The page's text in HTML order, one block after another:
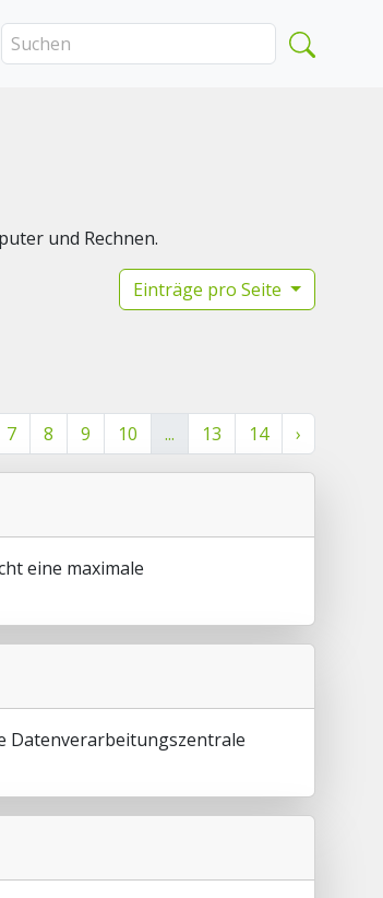
und Rechnen.
Einträge pro Seite
7 8 9 10 ... 13 14 ›
eine maximale
Datenverarbeitungszentrale